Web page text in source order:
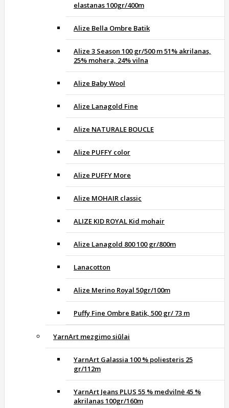
elastanas 100gr/400m
Alize Bella Ombre Batik
Alize 3 Season 100 gr/500 m 51% akrilanas,
25% mohera, 24% vilna
Alize Baby Wool
Alize Lanagold Fine
Alize NATURALE BOUCLE
Alize PUFFY color
Alize PUFFY More
Alize MOHAIR classic
ALIZE KID ROYAL Kid mohair
Alize Lanagold 800 100 gr/800m
Lanacotton
Alize Merino Royal 50gr/100m
Puffy Fine Ombre Batik, 500 gr/ 73 m
YarnArt mezgimo siūlai
YarnArt Galassia 100 % poliesteris 25
gr/112m
YarnArt Jeans PLUS 55 % medvilnė 45 %
akrilanas 100gr/160m